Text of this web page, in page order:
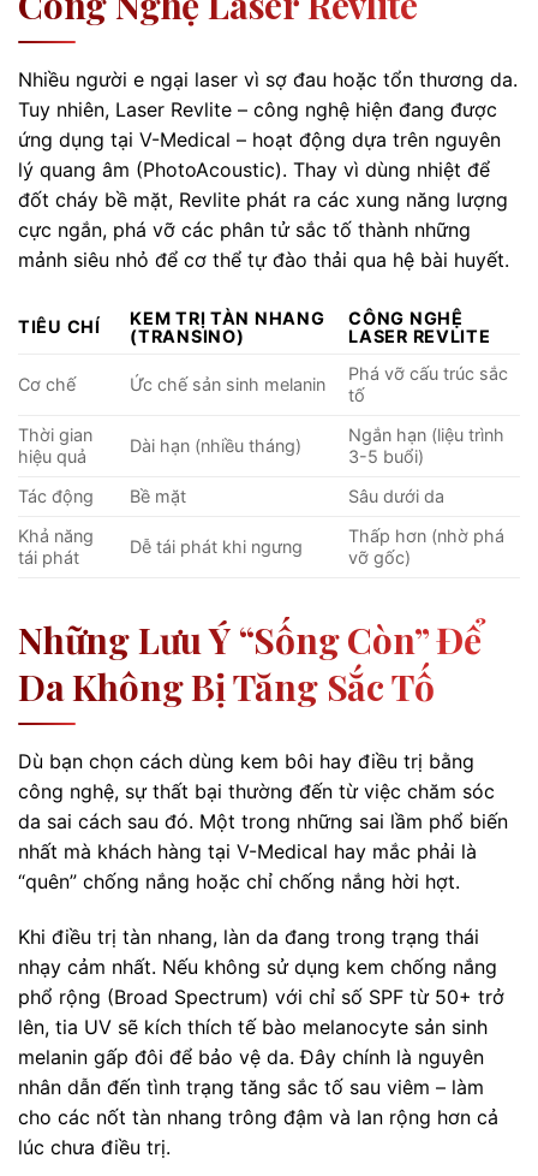
Nhiều người e ngại laser vì sợ đau hoặc tổn thương da.
Tuy nhiên, Laser Revlite – công nghệ hiện đang được
ứng dụng tại V-Medical – hoạt động dựa trên nguyên
lý quang âm (PhotoAcoustic). Thay vì dùng nhiệt để
đốt cháy bề mặt, Revlite phát ra các xung năng lượng
cực ngắn, phá vỡ các phân tử sắc tố thành những
mảnh siêu nhỏ để cơ thể tự đào thải qua hệ bài huyết.
TIÊU CHÍ
KEM TRỊ TÀN NHANG
(TRANSINO)
CÔNG NGHỆ
LASER REVLITE
Cơ chế Ức chế sản sinh melanin
Phá vỡ cấu trúc sắc
tố
Thời gian
hiệu quả
Dài hạn (nhiều tháng)
Ngắn hạn (liệu trình
3-5 buổi)
Tác động
Bề mặt
Sâu dưới da
Khả năng
tái phát
Dễ tái phát khi ngưng
Thấp hơn (nhờ phá
vỡ gốc)
Những Lưu Ý “sống Còn” Để
Da Không Bị Tăng Sắc Tố
Dù bạn chọn cách dùng kem bôi hay điều trị bằng
công nghệ, sự thất bại thường đến từ việc chăm sóc
da sai cách sau đó. Một trong những sai lầm phổ biến
nhất mà khách hàng tại V-Medical hay mắc phải là
“quên” chống nắng hoặc chỉ chống nắng hời hợt.
Khi điều trị tàn nhang, làn da đang trong trạng thái
nhạy cảm nhất. Nếu không sử dụng kem chống nắng
phổ rộng (Broad Spectrum) với chỉ số SPF từ 50+ trở
lên, tia UV sẽ kích thích tế bào melanocyte sản sinh
melanin gấp đôi để bảo vệ da. Đây chính là nguyên
nhân dẫn đến tình trạng tăng sắc tố sau viêm – làm
cho các nốt tàn nhang trông đậm và lan rộng hơn cả
lúc chưa điều trị.